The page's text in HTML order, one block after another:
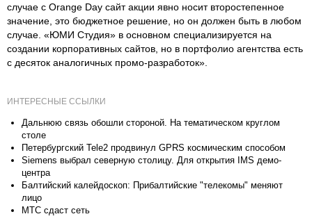
случае с Orange Day сайт акции явно носит второстепенное
значение, это бюджетное решение, но он должен быть в любом
случае. «ЮМИ Студия» в основном специализируется на
создании корпоративных сайтов, но в портфолио агентства есть
с десяток аналогичных промо-разработок».
ИНТЕРЕСНЫЕ ССЫЛКИ
Дальнюю связь обошли стороной. На тематическом круглом
столе
Петербургский Tele2 продвинул GPRS космическим способом
Siemens выбрал северную столицу. Для открытия IMS демо-
центра
Балтийский калейдоскоп: Прибалтийские "телекомы" меняют
лицо
МТС сдаст сеть